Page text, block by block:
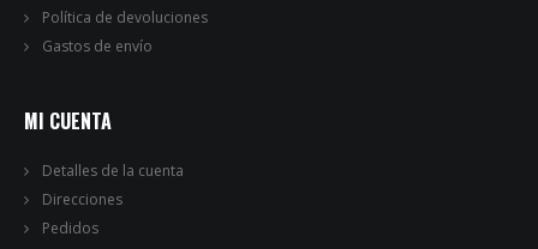
Política de devoluciones
Gastos de envío
MI CUENTA
Detalles de la cuenta
Direcciones
Pedidos